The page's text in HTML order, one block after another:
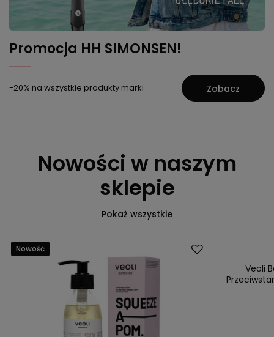
Promocja HH SIMONSEN!
-20% na wszystkie produkty marki Zobacz
Nowości w naszym
sklepie
Pokaż wszystkie
Nowość
Veoli